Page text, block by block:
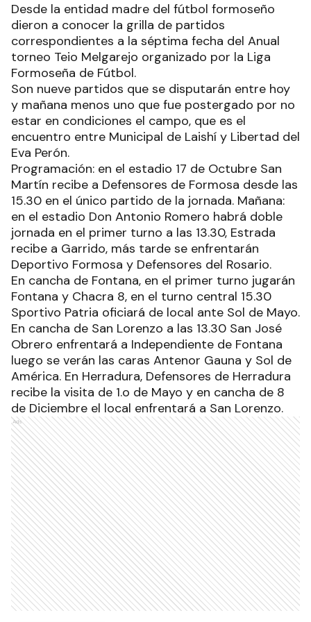
Desde la entidad madre del fútbol formoseño
dieron a conocer la grilla de partidos
correspondientes a la séptima fecha del Anual
torneo Teio Melgarejo organizado por la Liga
Formoseña de Fútbol.
Son nueve partidos que se disputarán entre hoy
y mañana menos uno que fue postergado por no
estar en condiciones el campo, que es el
encuentro entre Municipal de Laishí y Libertad del
Eva Perón.
Programación: en el estadio 17 de Octubre San
Martín recibe a Defensores de Formosa desde las
15.30 en el único partido de la jornada. Mañana:
en el estadio Don Antonio Romero habrá doble
jornada en el primer turno a las 13.30, Estrada
recibe a Garrido, más tarde se enfrentarán
Deportivo Formosa y Defensores del Rosario.
En cancha de Fontana, en el primer turno jugarán
Fontana y Chacra 8, en el turno central 15.30
Sportivo Patria oficiará de local ante Sol de Mayo.
En cancha de San Lorenzo a las 13.30 San José
Obrero enfrentará a Independiente de Fontana
luego se verán las caras Antenor Gauna y Sol de
América. En Herradura, Defensores de Herradura
recibe la visita de 1.o de Mayo y en cancha de 8
de Diciembre el local enfrentará a San Lorenzo.
Ads